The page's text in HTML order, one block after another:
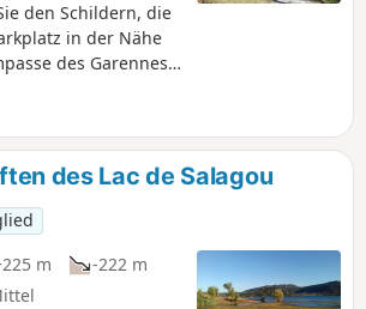
den Schildern, die
in der Nähe
des Garennes
über den
die alte
Ausläufern des
Wanderung bietet
Blick auf den
bevor Sie über
unserem
des Lac de Salagou
m
-222 m